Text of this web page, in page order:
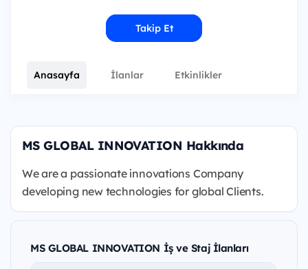
Takip Et
Anasayfa İlanlar Etkinlikler
MS GLOBAL INNOVATION Hakkında
We are a passionate innovations Company
developing new technologies for global Clients.
MS GLOBAL INNOVATION İş ve Staj İlanları